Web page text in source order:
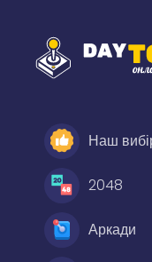
Наш
2048
Аркади